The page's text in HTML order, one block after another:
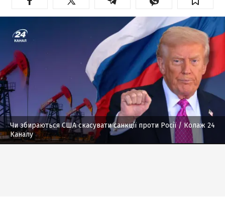
Чи збираються США скасувати санкції проти Росії/ Колаж 24
Каналу